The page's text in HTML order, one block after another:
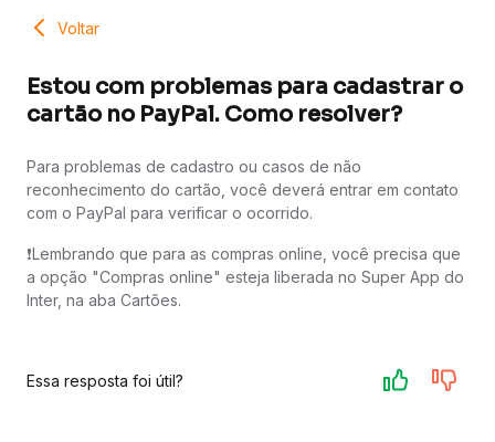
Voltar
Estou com problemas para cadastrar o
cartão no PayPal. Como resolver?
Para problemas de cadastro ou casos de não
reconhecimento do cartão, você deverá entrar em contato
com o PayPal para verificar o ocorrido.
❗️Lembrando que para as compras online, você precisa que
a opção "Compras online" esteja liberada no Super App do
Inter, na aba Cartões.
Essa resposta foi útil?